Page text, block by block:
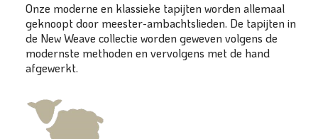
Onze moderne en klassieke tapijten worden allemaal
geknoopt door meester-ambachtslieden. De tapijten in
de New Weave collectie worden geweven volgens de
modernste methoden en vervolgens met de hand
afgewerkt.